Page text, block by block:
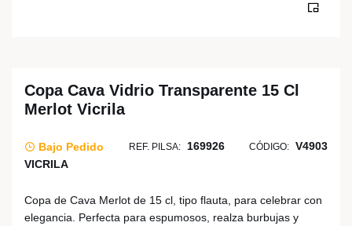
Copa Cava Vidrio Transparente 15 Cl
Merlot Vicrila
Bajo Pedido REF. PILSA: 169926 CÓDIGO: V4903
VICRILA
Copa de Cava Merlot de 15 cl, tipo flauta, para celebrar con
elegancia. Perfecta para espumosos, realza burbujas y